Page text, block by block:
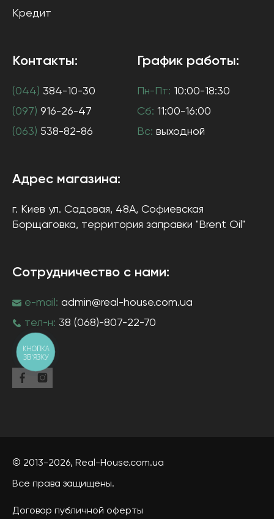
Кредит
Контакты:
(044) 384-10-30
(097) 916-26-47
(063) 538-82-86
График работы:
Пн-Пт: 10:00-18:30
Сб: 11:00-16:00
Вс: выходной
Адрес магазина:
г. Киев ул. Садовая, 48А, Софиевская
Борщаговка, территория заправки "Brent Oil"
Сотрудничество с нами:
e-mail: admin@real-house.com.ua
тел-н: 38 (068)-807-22-70
© 2013-2026, Real-House.com.ua
Все права защищены.
Договор публичной оферты
КНОПКА
ЗВ'ЯЗКУ